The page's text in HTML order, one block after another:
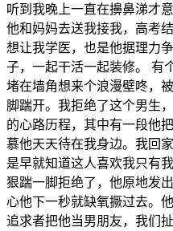
听到我晚上一直在擤鼻涕才
他和妈妈去送我接我，高考
想让我学医，也是他据理力
子，一起干活一起装修。 有
堵在墙角想来个浪漫壁咚，
脚踹开。我拒绝了这个男生
的心路历程，其中有一段他
慕他天天待在我身边。我回
是早就知道这人喜欢我只有
狠踹一脚拒绝了，他原地发
心他下一秒就缺氧撅过去。
追求者把他当男朋友，我们